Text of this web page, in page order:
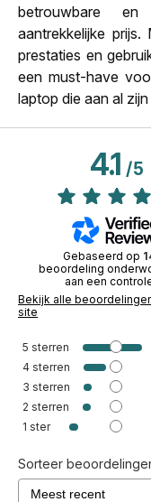
betrouwbare
aantrekkelijke
prestaties en
een must-have
laptop die aan al
4.1/5
Gebaseerd op
beoordeling
aan een
Bekijk alle
site
5 sterren
4 sterren
3 sterren
2 sterren
1 ster
Sorteer